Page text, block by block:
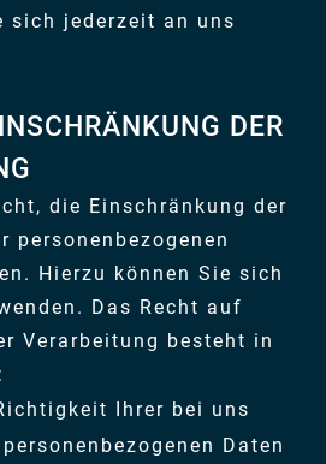
sich jederzeit an uns
DER
die Einschränkung der
personenbezogenen
Hierzu können Sie sich
Das Recht auf
Verarbeitung besteht in
Ihrer bei uns
Daten